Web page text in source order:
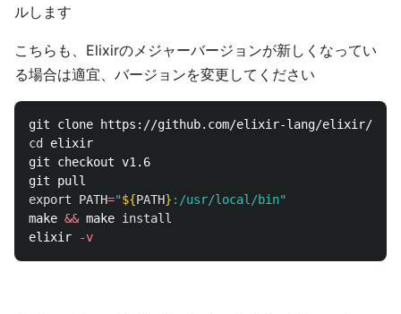
ルします
こちらも、Elixirのメジャーバージョンが新しくなってい
る場合は適宜、バージョンを変更してください
cd elixir
git checkout v1.6
export PATH="${PATH} :/usr/local/bin"
make && make
elixir
-v